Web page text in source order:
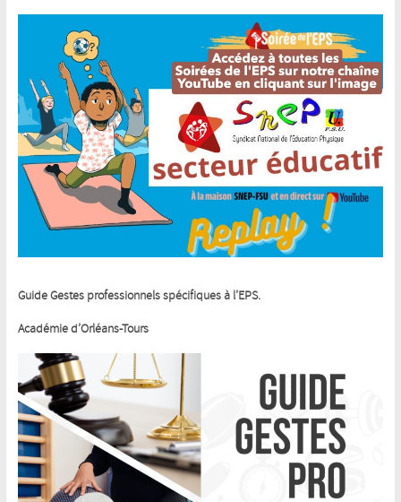
Guide Gestes professionnels spécifiques à l’EPS.
Académie d’Orléans-Tours